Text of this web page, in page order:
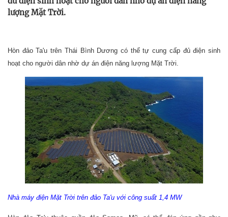
lượng Mặt Trời.
Hòn đảo Ta'u trên Thái Bình Dương có thể tự cung cấp đủ điện sinh
hoạt cho người dân nhờ dự án điện năng lượng Mặt Trời.
Nhà máy điện Mặt Trời trên đảo Ta'u với công suất 1,4 MW